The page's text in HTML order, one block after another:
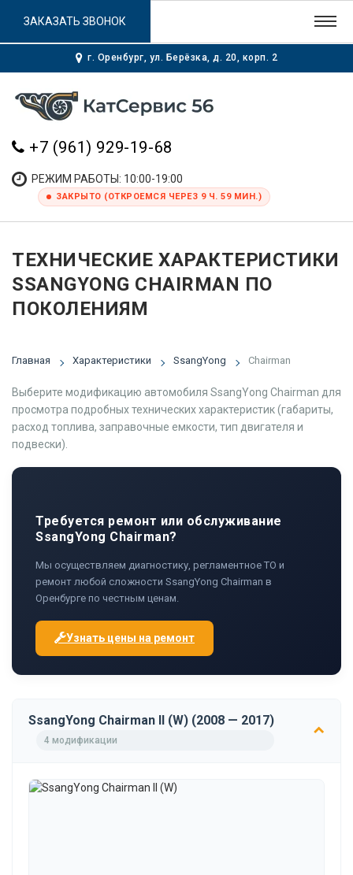
г. Оренбург, ул. Берёзка, д. 20, корп. 2
+7 (961) 929-19-68
РЕЖИМ РАБОТЫ: 10:00-19:00
ЗАКРЫТО (ОТКРОЕМСЯ ЧЕРЕЗ 9 Ч. 59 МИН.)
ЗАКАЗАТЬ ЗВОНОК
ТЕХНИЧЕСКИЕ ХАРАКТЕРИСТИКИ
SSANGYONG CHAIRMAN ПО
ПОКОЛЕНИЯМ
Главная Характеристики SsangYong Chairman
Выберите модификацию автомобиля SsangYong Chairman для
просмотра подробных технических характеристик (габариты,
расход топлива, заправочные емкости, тип двигателя и
подвески).
Требуется ремонт или обслуживание
SsangYong Chairman?
Мы осуществляем диагностику, регламентное ТО и
ремонт любой сложности SsangYong Chairman в
Оренбурге по честным ценам.
Узнать цены на ремонт
SsangYong Chairman II (W) (2008 — 2017)
4 модификации